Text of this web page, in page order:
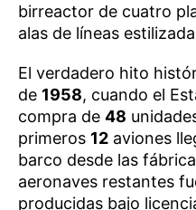
birreactor de cuatro
alas de líneas
El verdadero hito
de 1958, cuando el
compra de 48
primeros 12 aviones
barco desde las
aeronaves restantes
producidas bajo